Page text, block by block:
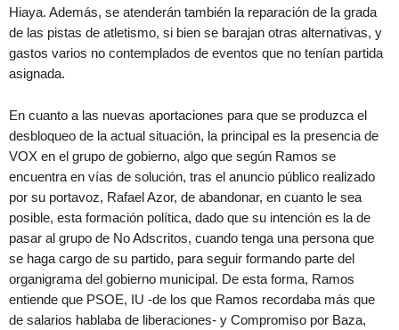
Hiaya. Además, se atenderán también la reparación de la grada
de las pistas de atletismo, si bien se barajan otras alternativas, y
gastos varios no contemplados de eventos que no tenían partida
asignada.
En cuanto a las nuevas aportaciones para que se produzca el
desbloqueo de la actual situación, la principal es la presencia de
VOX en el grupo de gobierno, algo que según Ramos se
encuentra en vías de solución, tras el anuncio público realizado
por su portavoz, Rafael Azor, de abandonar, en cuanto le sea
posible, esta formación política, dado que su intención es la de
pasar al grupo de No Adscritos, cuando tenga una persona que
se haga cargo de su partido, para seguir formando parte del
organigrama del gobierno municipal. De esta forma, Ramos
entiende que PSOE, IU -de los que Ramos recordaba más que
de salarios hablaba de liberaciones- y Compromiso por Baza,